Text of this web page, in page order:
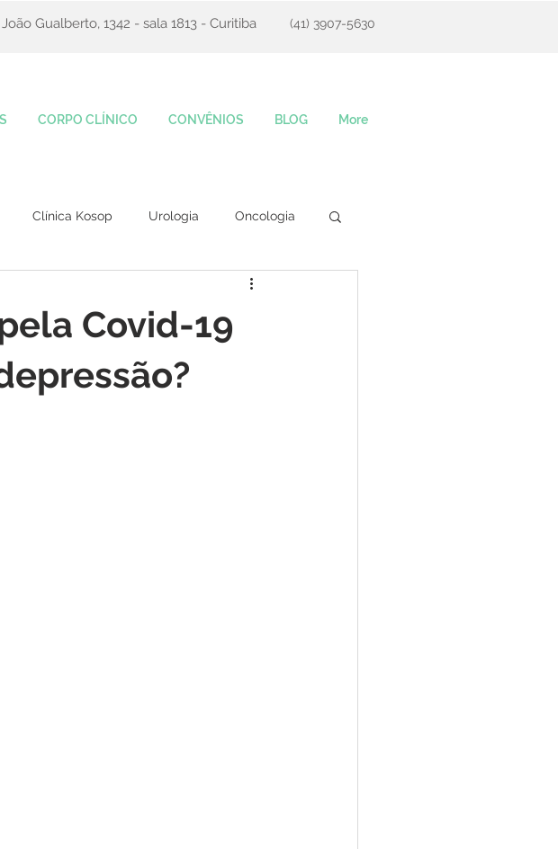
(41) 3907-5630
João Gualberto, 1342 - sala 1813 - Curitiba
Clínica Kosop Urologia Oncologia
Covid-19
CORPO CLÍNICO CONVÊNIOS BLOG More